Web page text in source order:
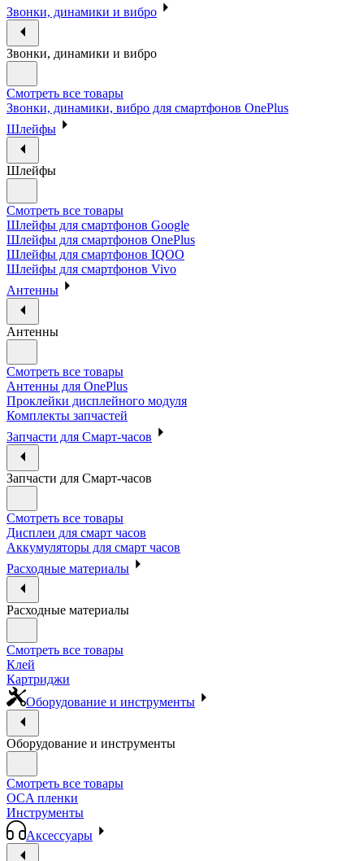
Звонки, динамики и вибро
Звонки, динамики и вибро
Смотреть все товары
Звонки, динамики, вибро для смартфонов OnePlus
Шлейфы
Шлейфы
Смотреть все товары
Шлейфы для смартфонов Google
Шлейфы для смартфонов OnePlus
Шлейфы для смартфонов IQOO
Шлейфы для смартфонов Vivo
Антенны
Антенны
Смотреть все товары
Антенны для OnePlus
Проклейки дисплейного модуля
Комплекты запчастей
Запчасти для Смарт-часов
Запчасти для Смарт-часов
Смотреть все товары
Дисплеи для смарт часов
Аккумуляторы для смарт часов
Расходные материалы
Расходные материалы
Смотреть все товары
Клей
Картриджи
Оборудование и инструменты
Оборудование и инструменты
Смотреть все товары
OCA пленки
Инструменты
Аксессуары